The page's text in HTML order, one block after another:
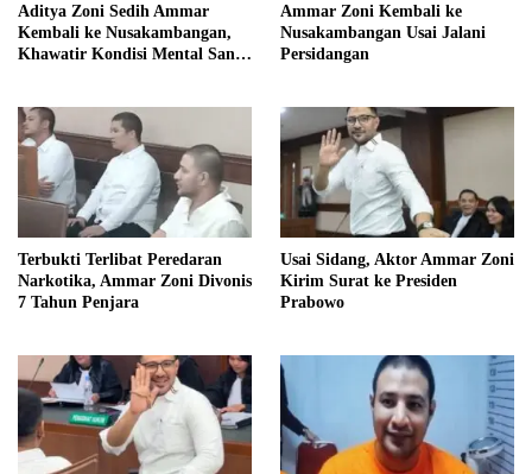
Aditya Zoni Sedih Ammar
Kembali ke Nusakambangan,
Khawatir Kondisi Mental Sang
Ammar Zoni Kembali ke
Nusakambangan Usai Jalani
Persidangan
Terbukti Terlibat Peredaran
Narkotika, Ammar Zoni Divonis
7 Tahun Penjara
Usai Sidang, Aktor Ammar Zoni
Kirim Surat ke Presiden
Prabowo